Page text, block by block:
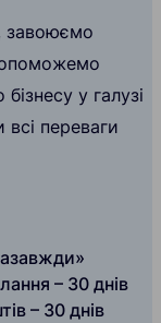
завоюємо
у галузі
всі переваги
– 30 днів
– 30 днів